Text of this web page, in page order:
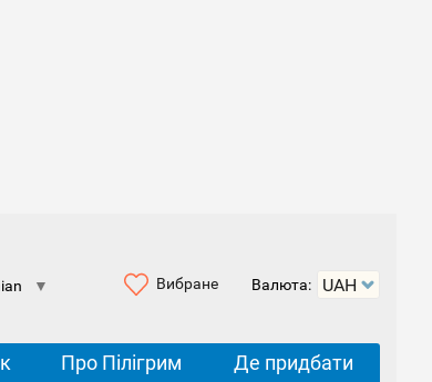
▼ Вибране Валюта:
Про Пілігрим Де придбати